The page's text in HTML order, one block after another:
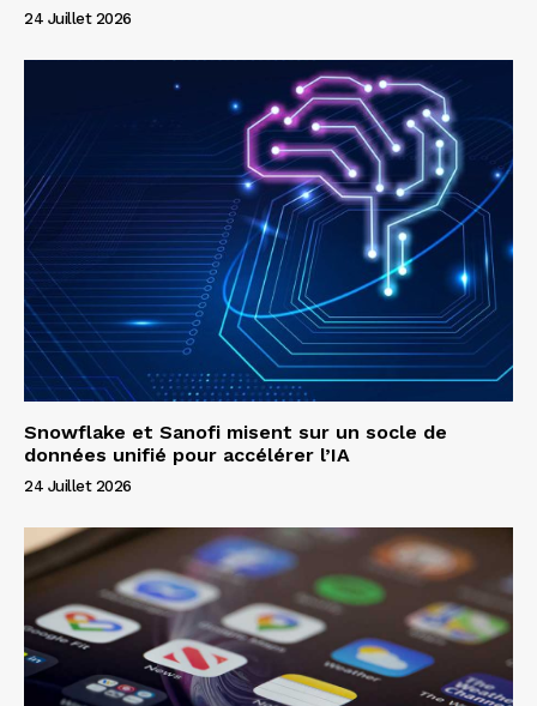
24 Juillet 2026
Snowflake et Sanofi misent sur un socle de
données unifié pour accélérer l’IA
24 Juillet 2026